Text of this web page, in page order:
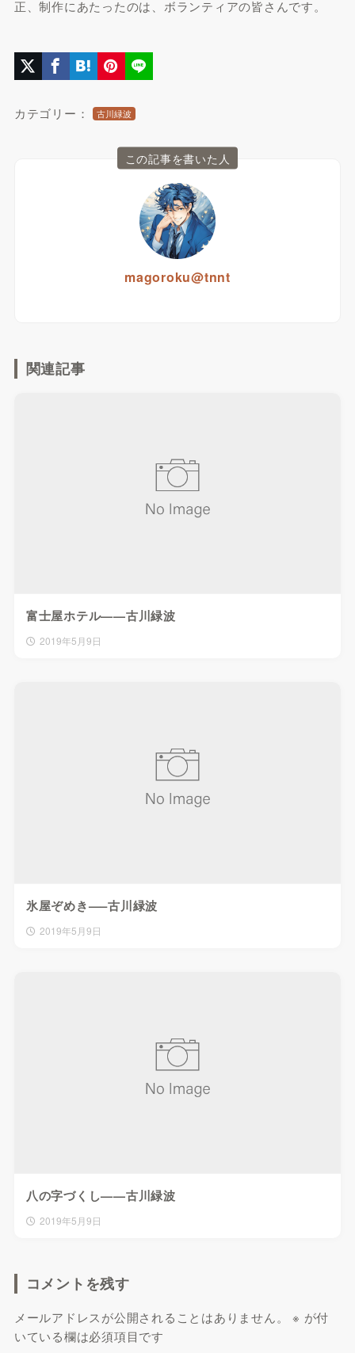
正、制作にあたったのは、ボランティアの皆さんです。
カテゴリー： 古川緑波
この記事を書いた人
magoroku@tnnt
関連記事
富士屋ホテル——古川緑波
2019年5月9日
氷屋ぞめき—–古川緑波
2019年5月9日
八の字づくし——古川緑波
2019年5月9日
コメントを残す
メールアドレスが公開されることはありません。 ※ が付
いている欄は必須項目です